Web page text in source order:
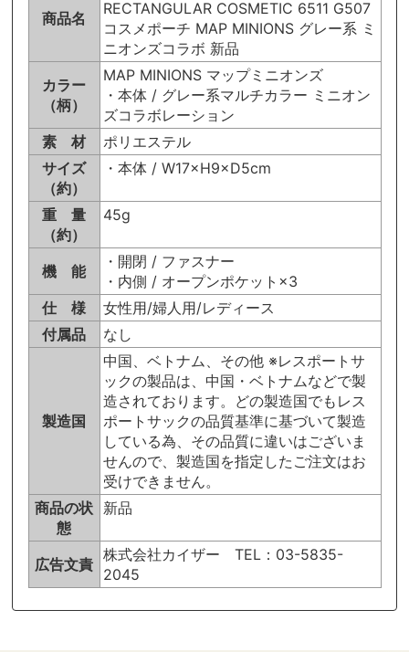
商品名
RECTANGULAR COSMETIC 6511 G507
コスメポーチ MAP MINIONS グレー系 ミ
ニオンズコラボ 新品
カラー
（柄）
MAP MINIONS マップミニオンズ
・本体 / グレー系マルチカラー ミニオン
ズコラボレーション
素 材
ポリエステル
サイズ
（約）
・本体 / W17×H9×D5cm
重 量
（約）
45g
機 能
・開閉 / ファスナー
・内側 / オープンポケット×3
仕 様
女性用/婦人用/レディース
付属品
なし
製造国
中国、ベトナム、その他 ※レスポートサ
ックの製品は、中国・ベトナムなどで製
造されております。どの製造国でもレス
ポートサックの品質基準に基づいて製造
している為、その品質に違いはございま
せんので、製造国を指定したご注文はお
受けできません。
商品の状
態
新品
広告文責
株式会社カイザー TEL：03-5835-
2045